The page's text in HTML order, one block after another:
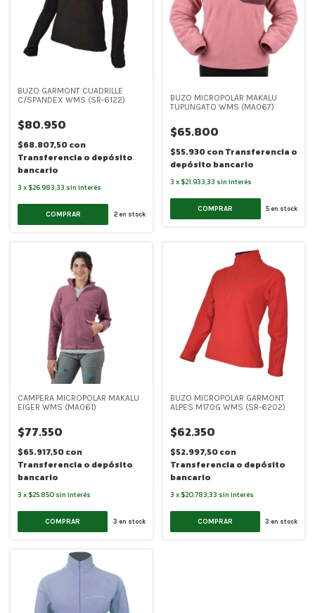
BUZO GARMONT CUADRILLE
C/SPANDEX WMS (SR-6122)
$80.950
$68.807,50con
Transferencia o depósito
bancario
3 x $26.983,33 sin interés
COMPRAR 2en stock
BUZO MICROPOLAR MAKALU
TUPUNGATO WMS (MA067)
$65.800
$55.930conTransferencia o
depósito bancario
3 x $21.933,33 sin interés
COMPRAR 5 en stock
CAMPERA MICROPOLAR MAKALU
EIGER WMS (MA061)
$77.550
$65.917,50con
Transferencia o depósito
bancario
3 x $25.850 sin interés
COMPRAR 3 en stock
BUZO MICROPOLAR GARMONT
ALPES M170G WMS (SR-6202)
$62.350
$52.997,50con
Transferencia o depósito
bancario
3 x $20.783,33 sin interés
COMPRAR 3 en stock